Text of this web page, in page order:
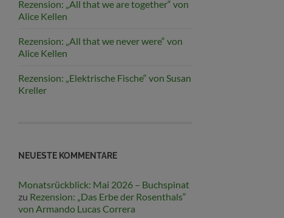
Rezension: „All that we are together“ von
Alice Kellen
Rezension: „All that we never were“ von
Alice Kellen
Rezension: „Elektrische Fische“ von Susan
Kreller
NEUESTE KOMMENTARE
Monatsrückblick: Mai 2026 – Buchspinat
zu Rezension: „Das Erbe der Rosenthals“
von Armando Lucas Correra